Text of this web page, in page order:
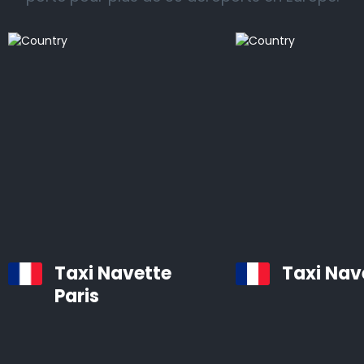
Nous vous proposons un service de taxi professionnel
et fiable vers et depuis les gares ferroviaires, les
aéroports et les ports de croisière dans toutes les
Taxis d’aéroport à Quimper
Taxi Navette
Paris
Taxi